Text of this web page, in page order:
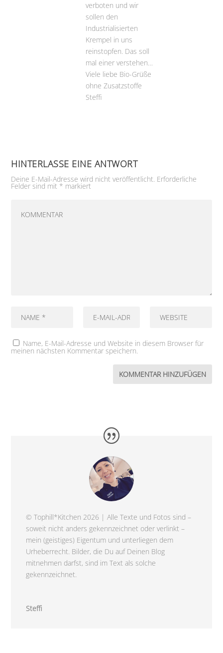
verboten und wir
sollen den
Industrialisierten
Krempel in uns
reinstopfen. Das soll
mal einer verstehen…
Viele liebe Bio-Grüße
ohne Zusatzstoffe
Steffi
HINTERLASSE EINE ANTWORT
Deine E-Mail-Adresse wird nicht veröffentlicht. Erforderliche
Felder sind mit * markiert
Name, E-Mail-Adresse und Website in diesem Browser für
meinen nächsten Kommentar speichern.
© Tophill*Kitchen 2026 | Alle Texte und Fotos sind –
soweit nicht anders gekennzeichnet oder verlinkt –
mein (geistiges) Eigentum und unterliegen dem
Urheberrecht. Bilder, die Du auf Deinen Blog
mitnehmen darfst, sind im Text als solche
gekennzeichnet.
Steffi